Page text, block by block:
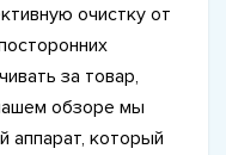
очистку от
за товар,
обзоре мы
аппарат, который